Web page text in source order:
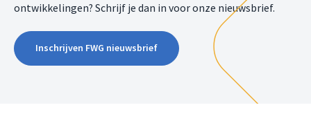
ontwikkelingen? Schrijf je dan in voor onze nieuwsbrief.
Inschrijven FWG nieuwsbrief